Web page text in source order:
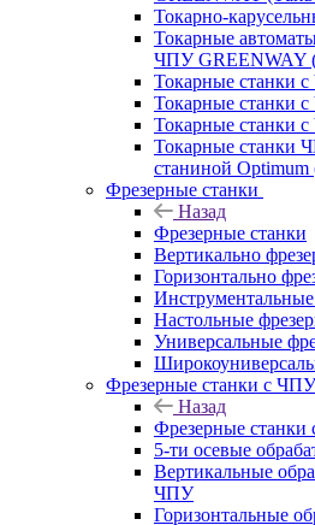
Токарно-
Токарные
ЧПУ GREENWAY
Токарные станки
Токарные станки
Токарные станки
Токарные станки
станиной Optimum
Фрезерные станки
Назад
Фрезерные станки
Вертикально
Горизонтально
Настольные
Универсальные
Фрезерные станки с ЧПУ
Назад
Фрезерные
5-ти осевые
Вертикальные
ЧПУ
Горизонтальные